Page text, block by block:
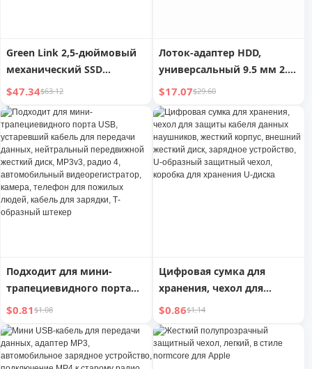
Green Link 2,5-дюймовый
механический SSD
Твердотельный
подвижный жесткий диск
$47.34$63.12
Лоток-адаптер HDD,
универсальный 9.5 мм 2.5
дюйма SATA на SATA, 2-й
жесткий диск SSD, крышка
лотка для разъема CD DVD
ROM ноутбука
$17.07$29.60
Подходит для мини-
трапециевидного порта
USB, устаревший кабель
для передачи данных,
нейтральный
передвижной жесткий
$0.81$1.08
Цифровая сумка для
хранения, чехол для
защиты кабеля данных
наушников, жесткий
корпус, внешний жесткий
диск, зарядное
$0.86$1.14